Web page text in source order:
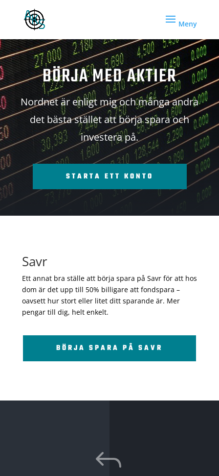
BÖRJA MED AKTIER
Nordnet är enligt mig och många andra
det bästa stället att börja spara och
investera på.
STARTA ETT KONTO
Savr
Ett annat bra ställe att börja spara på Savr för att hos
dom är det upp till 50% billigare att fondspara –
oavsett hur stort eller litet ditt sparande är. Mer
pengar till dig, helt enkelt.
BÖRJA SPARA PÅ SAVR
J